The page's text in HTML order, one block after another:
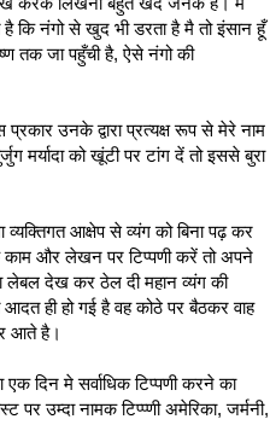
कि नंगो से खुद भी डरता है मै तो इंसान हूँ
तक जा पहुँची है, ऐसे नंगो की
उनके द्वारा प्रत्यक्ष रूप से मेरे नाम
मर्यादा को खूंटी पर टांग दें तो इससे बुरा
आक्षेप से व्‍यंग को बिना पढ़ कर
काम और लेखन पर टिप्पणी करें तो अपने
लेबल देख कर ठेल दी महान व्यंग की
आदत ही हो गई है वह कोठे पर बैठकर वाह
आते है।
दिन मे सर्वाधिक टिप्‍पणी करने का
पर उम्‍दा नामक टिप्‍प्‍णी अमेरिका, जर्मनी,